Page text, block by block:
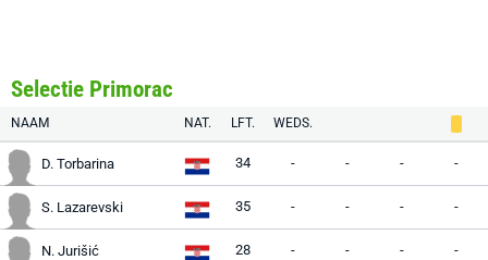
Selectie Primorac
NAAM NAT. LFT. WEDS.
D. Torbarina 34 - - - -
S. Lazarevski 35 - - - -
N. Jurišić 28 - - - -